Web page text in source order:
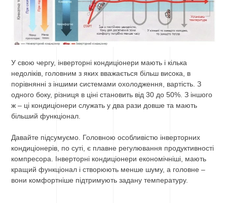
У свою чергу, інверторні кондиціонери мають і кілька
недоліків, головним з яких вважається більш висока, в
порівнянні з іншими системами охолодження, вартість. З
одного боку, різниця в ціні становить від 30 до 50%. З іншого
ж – ці кондиціонери служать у два рази довше та мають
більший функціонал.
Давайте підсумуємо. Головною особливістю інверторних
кондиціонерів, по суті, є плавне регулювання продуктивності
компресора. Інверторні кондиціонери економічніші, мають
кращий функціонал і створюють менше шуму, а головне –
вони комфортніше підтримують задану температуру.